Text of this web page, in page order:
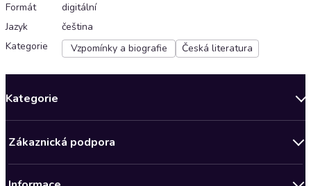
Formát
digitální
Jazyk
čeština
Kategorie
Vzpomínky a biografie Česká literatura
Kategorie
Bestsellery měsíce
Zákaznická podpora